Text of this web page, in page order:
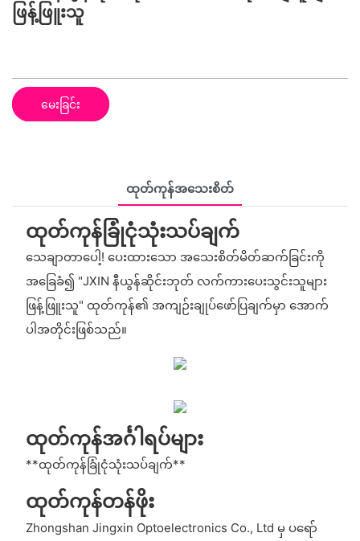
ဖြန့်ဖြူးသူ
မေးခြင်း
ထုတ်ကုန်အသေးစိတ်
ထုတ်ကုန်ခြုံငုံသုံးသပ်ချက်
သေချာတာပေါ့! ပေးထားသော အသေးစိတ်မိတ်ဆက်ခြင်းကို
အခြေခံ၍ "JXIN နီယွန်ဆိုင်းဘုတ် လက်ကားပေးသွင်းသူများ
ဖြန့်ဖြူးသူ" ထုတ်ကုန်၏ အကျဉ်းချုပ်ဖော်ပြချက်မှာ အောက်
ပါအတိုင်းဖြစ်သည်။
ထုတ်ကုန်အင်္ဂါရပ်များ
**ထုတ်ကုန်ခြုံငုံသုံးသပ်ချက်**
ထုတ်ကုန်တန်ဖိုး
Zhongshan Jingxin Optoelectronics Co., Ltd မှ ပရော်